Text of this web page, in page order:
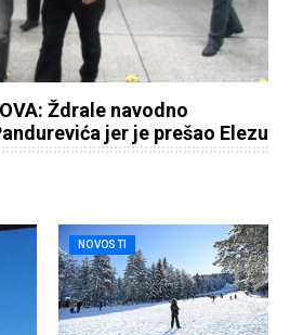
Ždrale navodno
jer je prešao Elezu
NOVOSTI